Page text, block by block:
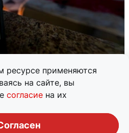
ресурсе применяются
на сайте, вы
согласие на их
области завыли